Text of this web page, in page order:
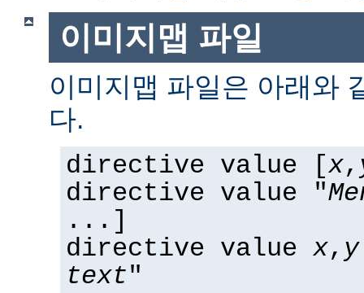
이미지맵 파일
이미지맵 파일은 아래와
다.
directive value [x,
directive value "
...]
directive value x, y
text"